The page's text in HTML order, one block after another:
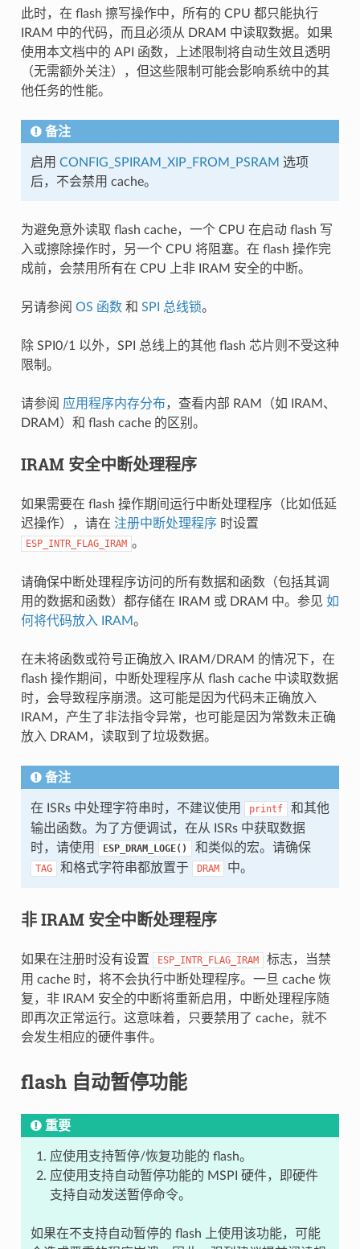
此时，在 flash 擦写操作中，所有的 CPU 都只能执行
IRAM 中的代码，而且必须从 DRAM 中读取数据。如果
使用本文档中的 API 函数，上述限制将自动生效且透明
（无需额外关注），但这些限制可能会影响系统中的其
他任务的性能。
备注
启用 CONFIG_SPIRAM_XIP_FROM_PSRAM 选项
后，不会禁用 cache。
为避免意外读取 flash cache，一个 CPU 在启动 flash 写
入或擦除操作时，另一个 CPU 将阻塞。在 flash 操作完
成前，会禁用所有在 CPU 上非 IRAM 安全的中断。
另请参阅 OS 函数和 SPI 总线锁。
除 SPI0/1 以外，SPI 总线上的其他 flash 芯片则不受这种
限制。
请参阅 应用程序内存分布，查看内部 RAM（如 IRAM、
DRAM）和 flash cache 的区别。
IRAM 安全中断处理程序
如果需要在 flash 操作期间运行中断处理程序（比如低延
迟操作），请在 注册中断处理程序 时设置
ESP_INTR_FLAG_IRAM 。
请确保中断处理程序访问的所有数据和函数（包括其调
用的数据和函数）都存储在 IRAM 或 DRAM 中。参见 如
何将代码放入 IRAM。
在未将函数或符号正确放入 IRAM/DRAM 的情况下，在
flash 操作期间，中断处理程序从 flash cache 中读取数据
时，会导致程序崩溃。这可能是因为代码未正确放入
IRAM，产生了非法指令异常，也可能是因为常数未正确
放入 DRAM，读取到了垃圾数据。
备注
在 ISRs 中处理字符串时，不建议使用 printf
和其他
输出函数。为了方便调试，在从 ISRs 中获取数据
时，请使用
ESP_DRAM_LOGE() 和类似的宏。请确保
TAG 和格式字符串都放置于 DRAM 中。
非 IRAM 安全中断处理程序
如果在注册时没有设置 ESP_INTR_FLAG_IRAM
标志，当禁
用 cache 时，将不会执行中断处理程序。一旦 cache 恢
复，非 IRAM 安全的中断将重新启用，中断处理程序随
即再次正常运行。这意味着，只要禁用了 cache，就不
会发生相应的硬件事件。
flash 自动暂停功能
重要
应使用支持暂停/恢复功能的 flash。
应使用支持自动暂停功能的 MSPI 硬件，即硬件
支持自动发送暂停命令。
如果在不支持自动暂停的 flash 上使用该功能，可能